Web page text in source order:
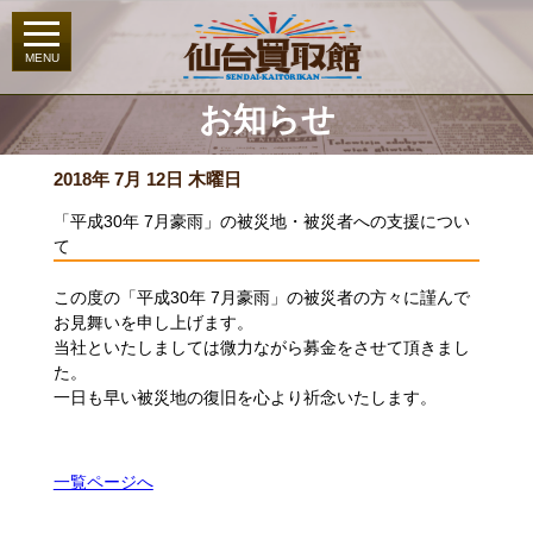
お知らせ
2018年 7月 12日 木曜日
「平成30年 7月豪雨」の被災地・被災者への支援につい
て
この度の「平成30年7 月豪雨」の被災者の方々に謹んで
お見舞いを申し上げます。
当社といたしましては微力ながら募金をさせて頂きまし
た。
一日も早い被災地の復旧を心より祈念いたします。
一覧ページへ